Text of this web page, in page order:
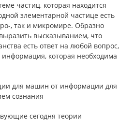
частиц, которая находится
элементарной частице есть
, так и микромире. Образно
высказыванием, что
есть ответ на любой вопрос,
которая необходима
для машин от информации для
сознания
сегодня теории